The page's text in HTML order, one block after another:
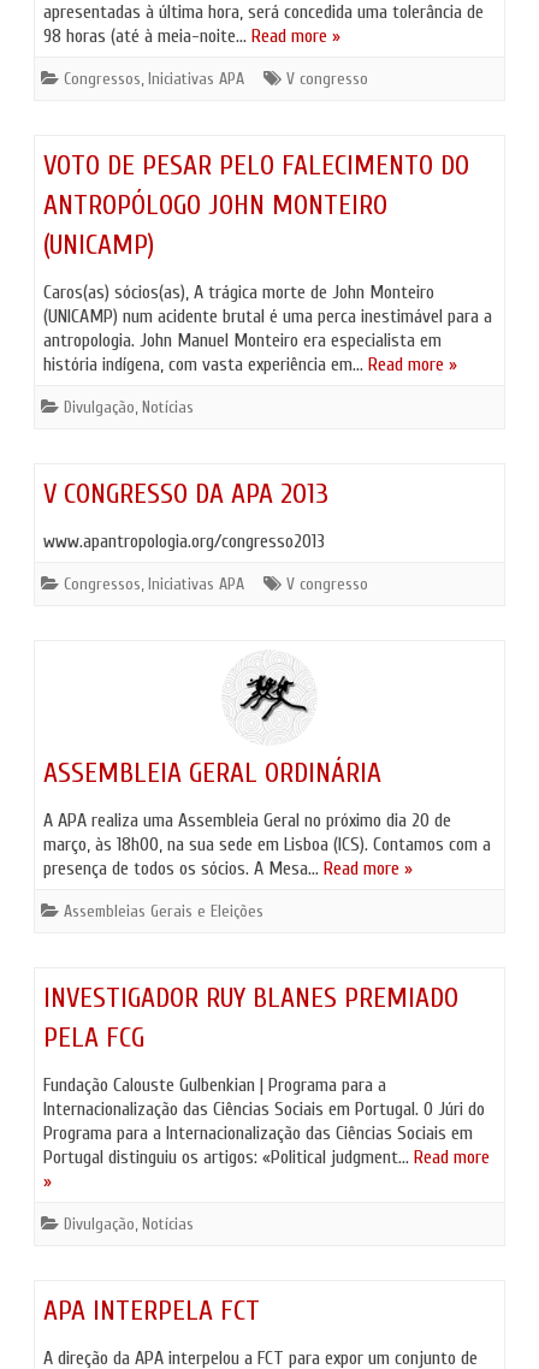
apresentadas à última hora, será concedida uma tolerância de
98 horas (até à meia-noite… Read more »
Congressos,Iniciativas APA V congresso
VOTO DE PESAR PELO FALECIMENTO DO
ANTROPÓLOGO JOHN MONTEIRO
(UNICAMP)
Caros(as) sócios(as), A trágica morte de John Monteiro
(UNICAMP) num acidente brutal é uma perca inestimável para a
antropologia. John Manuel Monteiro era especialista em
história indígena, com vasta experiência em… Read more »
Divulgação,Notícias
V CONGRESSO DA APA 2013
www.apantropologia.org/congresso2013
Congressos,Iniciativas APA V congresso
ASSEMBLEIA GERAL ORDINÁRIA
A APA realiza uma Assembleia Geral no próximo dia 20 de
março, às 18h00, na sua sede em Lisboa (ICS). Contamos com a
presença de todos os sócios. A Mesa… Read more »
Assembleias Gerais e Eleições
INVESTIGADOR RUY BLANES PREMIADO
PELA FCG
Fundação Calouste Gulbenkian | Programa para a
Internacionalização das Ciências Sociais em Portugal. O Júri do
Programa para a Internacionalização das Ciências Sociais em
Portugal distinguiu os artigos: «Political judgment… Read more
»
Divulgação,Notícias
APA INTERPELA FCT
A direção da APA interpelou a FCT para expor um conjunto de